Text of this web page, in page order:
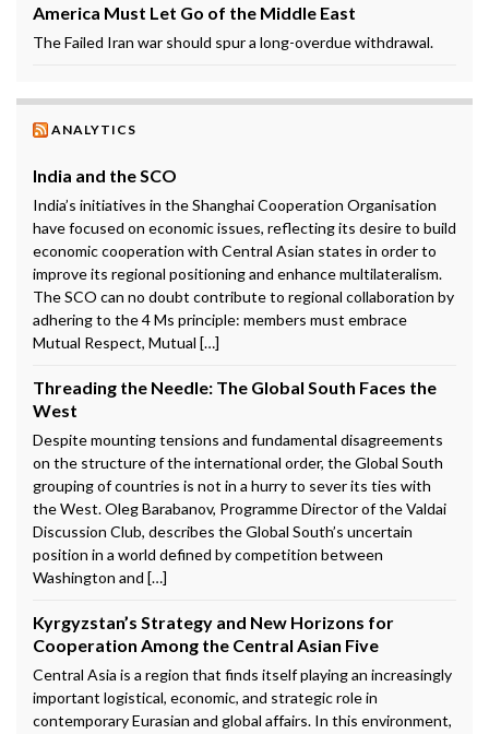
America Must Let Go of the Middle East
The Failed Iran war should spur a long-overdue withdrawal.
ANALYTICS
India and the SCO
India’s initiatives in the Shanghai Cooperation Organisation
have focused on economic issues, reflecting its desire to build
economic cooperation with Central Asian states in order to
improve its regional positioning and enhance multilateralism.
The SCO can no doubt contribute to regional collaboration by
adhering to the 4 Ms principle: members must embrace
Mutual Respect, Mutual […]
Threading the Needle: The Global South Faces the
West
Despite mounting tensions and fundamental disagreements
on the structure of the international order, the Global South
grouping of countries is not in a hurry to sever its ties with
the West. Oleg Barabanov, Programme Director of the Valdai
Discussion Club, describes the Global South’s uncertain
position in a world defined by competition between
Washington and […]
Kyrgyzstan’s Strategy and New Horizons for
Cooperation Among the Central Asian Five
Central Asia is a region that finds itself playing an increasingly
important logistical, economic, and strategic role in
contemporary Eurasian and global affairs. In this environment,